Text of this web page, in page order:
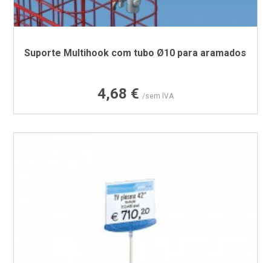
Suporte Multihook com tubo Ø10 para aramados
Preço
4,68 € /sem IVA